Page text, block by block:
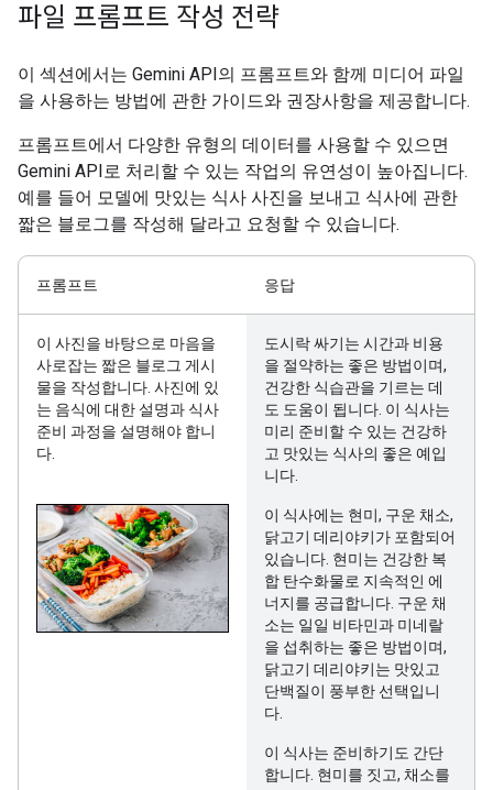
파일 프롬프트 작성 전략
이 섹션에서는 Gemini API의 프롬프트와 함께 미디어 파일
을 사용하는 방법에 관한 가이드와 권장사항을 제공합니다.
프롬프트에서 다양한 유형의 데이터를 사용할 수 있으면
Gemini API로 처리할 수 있는 작업의 유연성이 높아집니다.
예를 들어 모델에 맛있는 식사 사진을 보내고 식사에 관한
짧은 블로그를 작성해 달라고 요청할 수 있습니다.
프롬프트 응답
이 사진을 바탕으로 마음을
사로잡는 짧은 블로그 게시
물을 작성합니다. 사진에 있
는 음식에 대한 설명과 식사
준비 과정을 설명해야 합니
다.
도시락 싸기는 시간과 비용
을 절약하는 좋은 방법이며,
건강한 식습관을 기르는 데
도 도움이 됩니다. 이 식사는
미리 준비할 수 있는 건강하
고 맛있는 식사의 좋은 예입
니다.
이 식사에는 현미, 구운 채소,
닭고기 데리야키가 포함되어
있습니다. 현미는 건강한 복
합 탄수화물로 지속적인 에
너지를 공급합니다. 구운 채
소는 일일 비타민과 미네랄
을 섭취하는 좋은 방법이며,
닭고기 데리야키는 맛있고
단백질이 풍부한 선택입니
다.
이 식사는 준비하기도 간단
합니다. 현미를 짓고, 채소를